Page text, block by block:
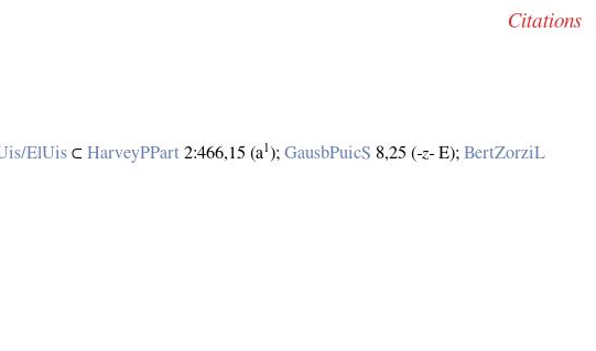
Citations
ElUis ⊂HarveyPPart 2:466,15 (a1);GausbPuicS 8,25 (‑z‑ E);BertZorziL